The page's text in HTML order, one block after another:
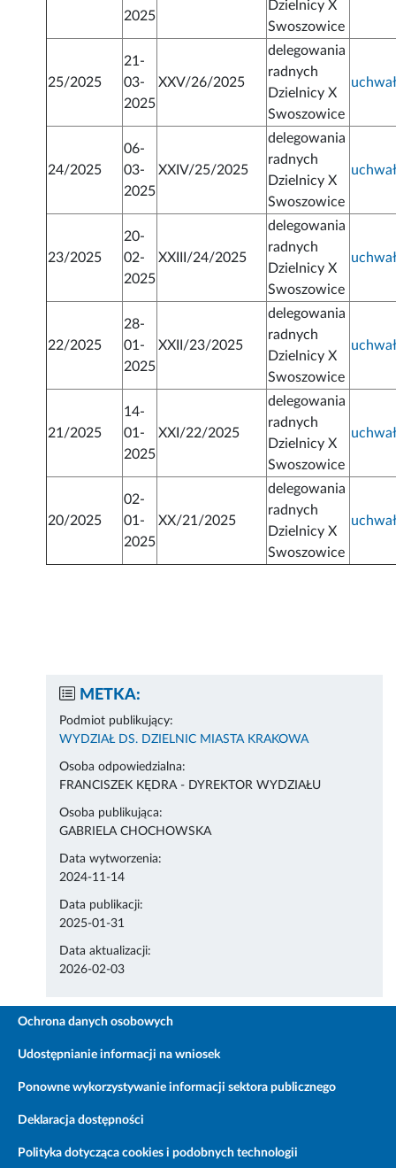
2025
Dzielnicy X
Swoszowice
25/2025
21-
03-
2025
XXV/26/2025
delegowania
radnych
Dzielnicy X
Swoszowice
24/2025
06-
03-
2025
XXIV/25/2025
delegowania
radnych
Dzielnicy X
Swoszowice
23/2025
20-
02-
2025
XXIII/24/2025
delegowania
radnych
Dzielnicy X
Swoszowice
22/2025
28-
01-
2025
XXII/23/2025
delegowania
radnych
Dzielnicy X
Swoszowice
21/2025
14-
01-
2025
XXI/22/2025
delegowania
radnych
Dzielnicy X
Swoszowice
20/2025
02-
01-
2025
XX/21/2025
delegowania
radnych
Dzielnicy X
Swoszowice
METKA:
Podmiot publikujący:
WYDZIAŁ DS. DZIELNIC MIASTA KRAKOWA
Osoba odpowiedzialna:
FRANCISZEK KĘDRA - DYREKTOR WYDZIAŁU
Osoba publikująca:
GABRIELA CHOCHOWSKA
Data wytworzenia:
2024-11-14
Data publikacji:
2025-01-31
Data aktualizacji:
2026-02-03
Ochrona danych osobowych
Udostępnianie informacji na wniosek
Ponowne wykorzystywanie informacji sektora publicznego
Deklaracja dostępności
Polityka dotycząca cookies i podobnych technologii